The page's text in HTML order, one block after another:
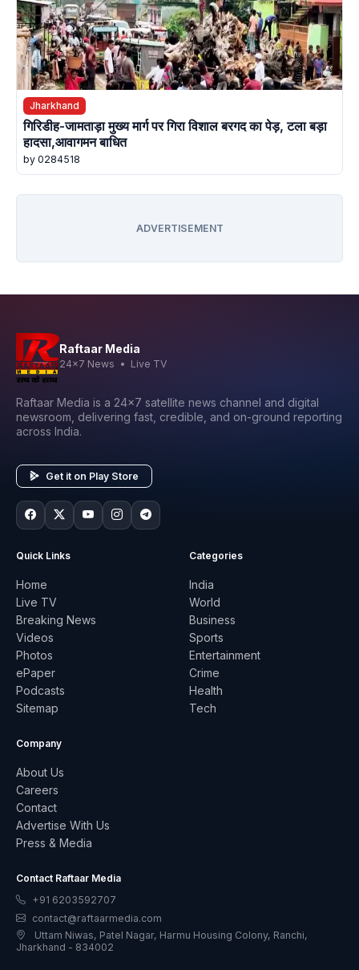
Jharkhand
गिरिडीह-जामताड़ा मुख्य मार्ग पर गिरा विशाल बरगद का पेड़, टला बड़ा
हादसा,आवागमन बाधित
by 0284518
ADVERTISEMENT
Raftaar Media
24x7 News • Live TV
Raftaar Media is a 24x7 satellite news channel and digital
newsroom, delivering fast, credible, and on-ground reporting
across India.
Get it on Play Store
Quick Links
Home
Live TV
Breaking News
Videos
Photos
ePaper
Podcasts
Sitemap
Categories
India
World
Business
Sports
Entertainment
Crime
Health
Tech
Company
About Us
Careers
Contact
Advertise With Us
Press & Media
Contact Raftaar Media
+91 6203592707
contact@raftaarmedia.com
Uttam Niwas, Patel Nagar, Harmu Housing Colony, Ranchi,
Jharkhand - 834002